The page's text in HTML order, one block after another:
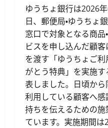
ゆうちょ銀行は2026
日、郵便局・ゆうちょ
窓口で対象となる商品
ビスを申し込んだ顧客
を渡す「ゆうちょご利
がとう特典」を実施す
表しました。日頃から
利用している顧客へ感
持ちを伝えるための施
ています。実施期間は